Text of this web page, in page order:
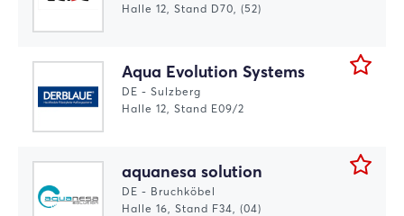
Halle 12, Stand D70, (52)
Aqua Evolution Systems
DE - Sulzberg
Halle 12, Stand E09/2
aquanesa solution
DE - Bruchköbel
Halle 16, Stand F34, (04)